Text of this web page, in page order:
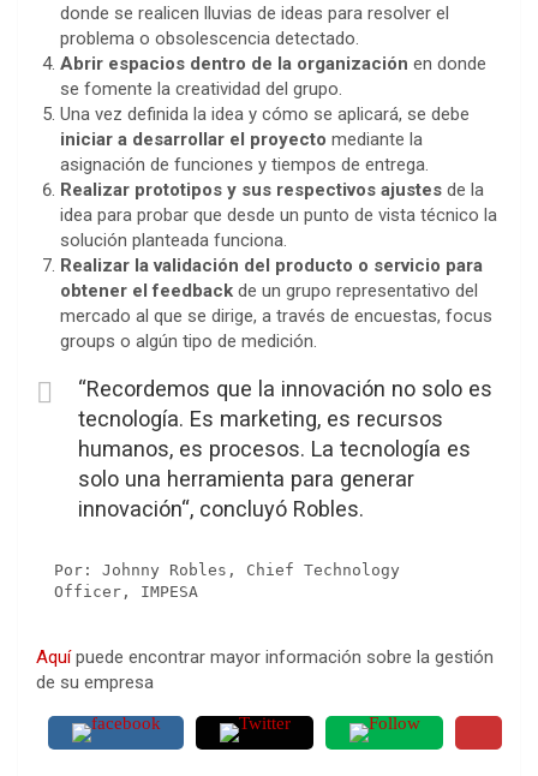
donde se realicen lluvias de ideas para resolver el
problema o obsolescencia detectado.
Abrir espacios dentro de la organización en donde
se fomente la creatividad del grupo.
Una vez definida la idea y cómo se aplicará, se debe
iniciar a desarrollar el proyecto mediante la
asignación de funciones y tiempos de entrega.
Realizar prototipos y sus respectivos ajustes de la
idea para probar que desde un punto de vista técnico la
solución planteada funciona.
Realizar la validación del producto o servicio para
obtener el feedback de un grupo representativo del
mercado al que se dirige, a través de encuestas, focus
groups o algún tipo de medición.
“Recordemos que la innovación no solo es
tecnología. Es marketing, es recursos
humanos, es procesos. La tecnología es
solo una herramienta para generar
innovación“, concluyó Robles.
Por: Johnny Robles, Chief Technology
Officer, IMPESA
Aquípuede encontrar mayor información sobre la gestión
de su empresa